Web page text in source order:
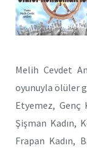
Melih Cevdet
oyunuyla ölüler
Etyemez, Genç
Şişman Kadın,
Frapan Kadın,